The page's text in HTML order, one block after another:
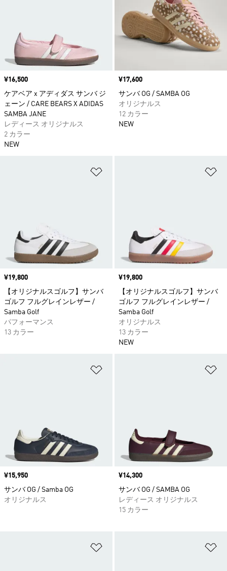
価格
¥16,500
ケアベア x アディダス サンバ ジ
ェーン / CARE BEARS X ADIDAS
SAMBA JANE
レディース オリジナルス
2 カラー
NEW
価格
¥17,600
サンバ OG / SAMBA OG
オリジナルス
12 カラー
NEW
価格
¥19,800
【オリジナルスゴルフ】サンバ
ゴルフ フルグレインレザー /
Samba Golf
パフォーマンス
13 カラー
価格
¥19,800
【オリジナルスゴルフ】サンバ
ゴルフ フルグレインレザー /
Samba Golf
オリジナルス
13 カラー
NEW
価格
¥15,950
サンバ OG / Samba OG
オリジナルス
価格
¥14,300
サンバ OG / SAMBA OG
レディース オリジナルス
15 カラー